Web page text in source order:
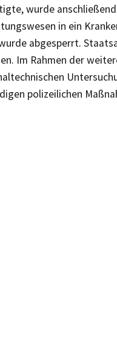
wurde
in ein
abgesperrt.
Im Rahmen der
polizeilichen